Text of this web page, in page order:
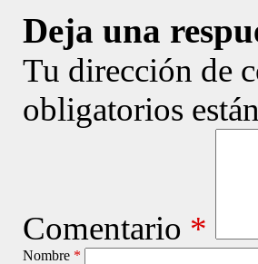
Deja una
Tu dirección de
obligatorios
Comentario *
Nombre *